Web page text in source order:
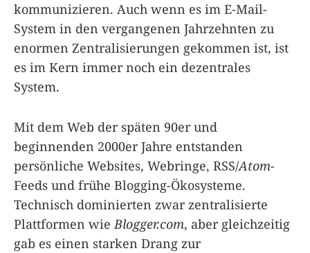
kommunizieren. Auch wenn es im E-Mail-
System in den vergangenen Jahrzehnten zu
enormen Zentralisierungen gekommen ist, ist
es im Kern immer noch ein dezentrales
System.
Mit dem Web der späten 90er und
beginnenden 2000er Jahre entstanden
persönliche Websites, Webringe, RSS/Atom-
Feeds und frühe Blogging-Ökosysteme.
Technisch dominierten zwar zentralisierte
Plattformen wie Blogger.com, aber gleichzeitig
gab es einen starken Drang zur